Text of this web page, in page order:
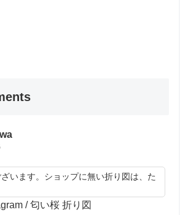
います。ショップに無い折り図は、た
/ 匂い桜 折り図